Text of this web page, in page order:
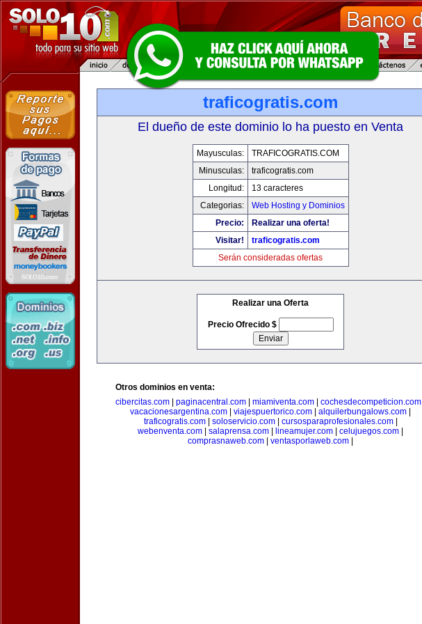
traficogratis.com
El dueño de este dominio lo ha puesto en Venta
Mayusculas:
TRAFICOGRATIS.COM
Minusculas:
traficogratis.com
Longitud:
13 caracteres
Categorias:
Web Hosting y Dominios
Precio:
Realizar una oferta!
Visitar!
traficogratis.com
Serán consideradas ofertas
Realizar una Oferta
Precio Ofrecido $
Otros dominios en venta:
cibercitas.com
paginacentral.com miamiventa.com cochesdecompeticion.com
vacacionesargentina.com
viajespuertorico.com alquilerbungalows.com
traficogratis.com| soloservicio.com| cursosparaprofesionales.com|
webenventa.com
salaprensa.com lineamujer.com celujuegos.com
comprasnaweb.com
ventasporlaweb.com